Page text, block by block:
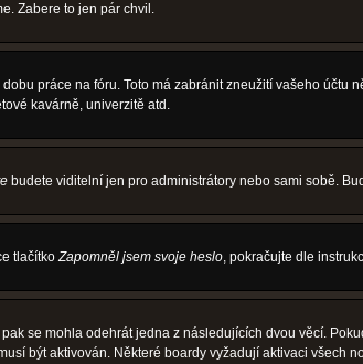
Zabere to jen pár chvil.
práce na fóru. Toto má zabránit zneužití vašeho účtu
kavárně, univerzitě atd.
budete viditelní jen pro administrátory nebo sami sobě.
tlačítkoZapomněl jsem svoje heslo, pokračujte dle
se mohla odehrát jedna z následujících dvou věcí.
být aktivován. Některé boardy vyžadují aktivaci všech